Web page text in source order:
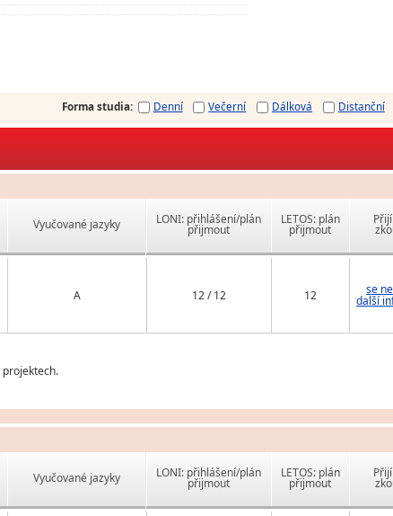
Forma studia: Denní Večerní Dálková Distanční
Vyučované jazyky
A
LONI: přihlášení/plán
přijmout
LETOS: plán
přijmout
12 / 12 12 se
další
Vyučované jazyky LONI: přihlášení/plán
přijmout
LETOS: plán
přijmout